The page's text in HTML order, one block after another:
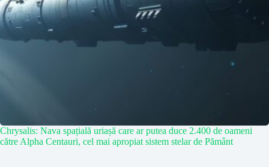
Chrysalis: Nava spațială uriașă care ar putea duce 2.400 de oameni
către Alpha Centauri, cel mai apropiat sistem stelar de Pământ